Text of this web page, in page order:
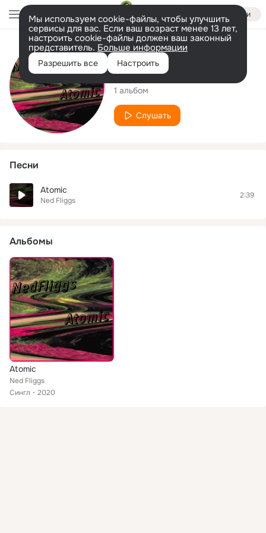
Войти
Мы используем cookie-файлы, чтобы улучшить
сервисы для вас. Если ваш возраст менее 13 лет,
настроить cookie-файлы должен ваш законный
представитель. Больше информации
Разрешить все Настроить
Исполнитель
Ned Fliggs
1 альбом
Слушать
Песни
Atomic
Ned Fliggs
2:39
Альбомы
Atomic
Ned Fliggs
Сингл
2020